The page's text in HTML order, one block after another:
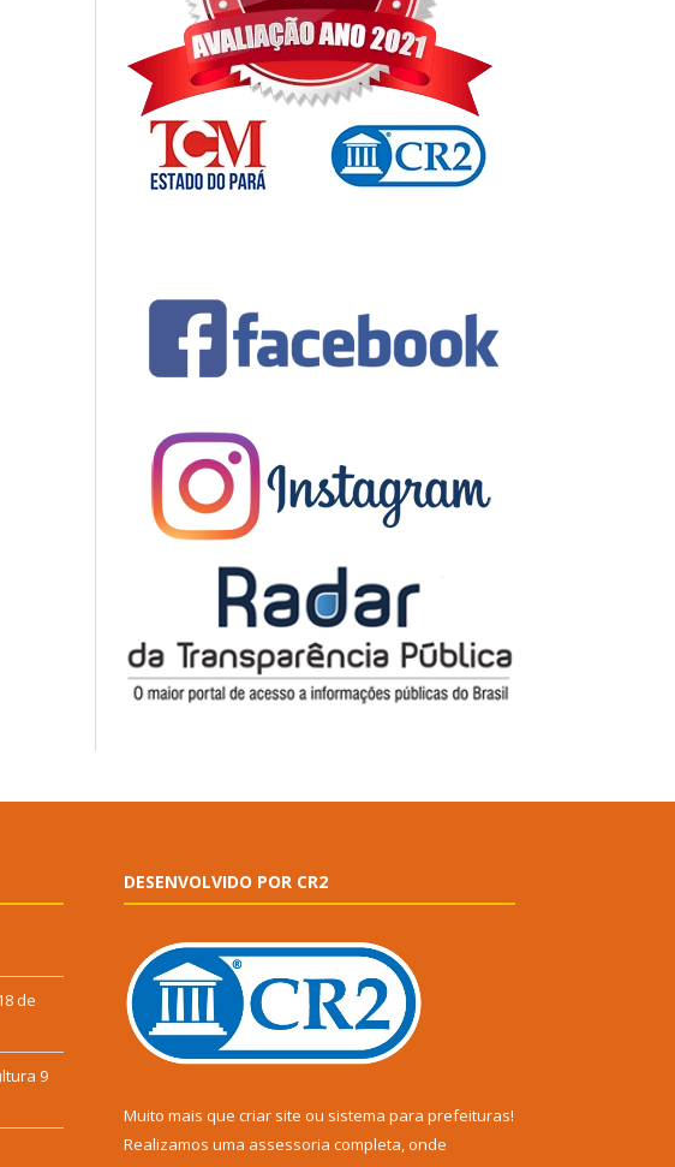
de
9
DESENVOLVIDO POR CR2
Muito mais que criar site ou sistema para prefeituras!
Realizamos uma assessoria completa, onde